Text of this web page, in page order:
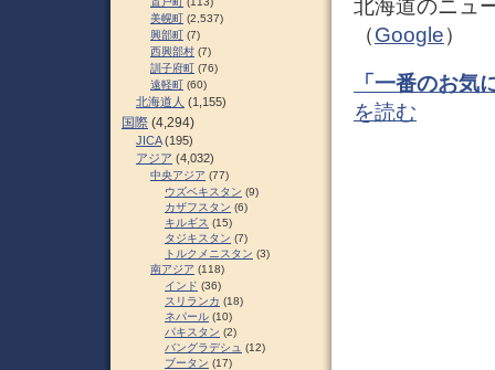
北海道のニュ
（Google）
「一番のお気
を読む
美幌町 (2,537)
興部町 (7)
西興部村 (7)
訓子府町 (76)
遠軽町 (60)
北海道人 (1,155)
国際 (4,294)
JICA(195)
アジア (4,032)
中央アジア (77)
ウズベキスタン (9)
カザフスタン (6)
キルギス (15)
タジキスタン (7)
トルクメニスタン (3)
南アジア (118)
インド (36)
スリランカ (18)
ネパール (10)
パキスタン (2)
バングラデシュ (12)
ブータン (17)